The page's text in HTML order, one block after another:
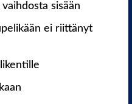
sisään
ei riittänyt